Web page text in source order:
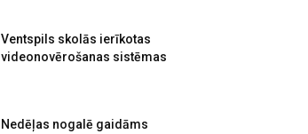
Ventspils skolās ierīkotas
videonovērošanas sistēmas
Nedēļas nogalē gaidāms